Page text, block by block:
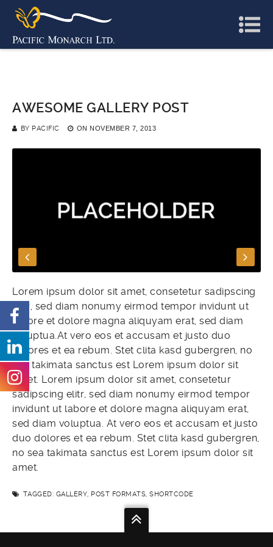
AWESOME GALLERY POST
BY PACIFIC ON NOVEMBER 7, 2013
Lorem ipsum dolor sit amet, consetetur sadipscing
elitr, sed diam nonumy eirmod tempor invidunt ut
labore et dolore magna aliquyam erat, sed diam
voluptua.At vero eos et accusam et justo duo
dolores et ea rebum. Stet clita kasd gubergren, no
sea takimata sanctus est Lorem ipsum dolor sit
amet. Lorem ipsum dolor sit amet, consetetur
sadipscing elitr, sed diam nonumy eirmod tempor
invidunt ut labore et dolore magna aliquyam erat,
sed diam voluptua. At vero eos et accusam et justo
duo dolores et ea rebum. Stet clita kasd gubergren,
no sea takimata sanctus est Lorem ipsum dolor sit
amet.
TAGGED: GALLERY, POST FORMATS, SHORTCODE